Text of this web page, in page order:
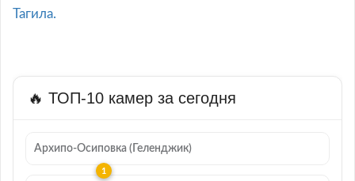
Тагила.
🔥 ТОП-10 камер за сегодня
Архипо-Осиповка (Геленджик)